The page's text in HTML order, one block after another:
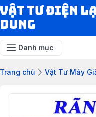
VẬT TƯ ĐIỆN
DUNG
Danh mục
Trang chủ Vật Tư Máy